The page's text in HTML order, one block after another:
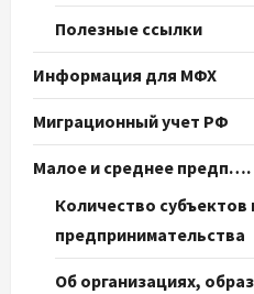
Полезные ссылки
Информация для МФХ
Миграционный учет РФ
Малое и среднее предп….
Количество субъектов
предпринимательства
Об организациях,